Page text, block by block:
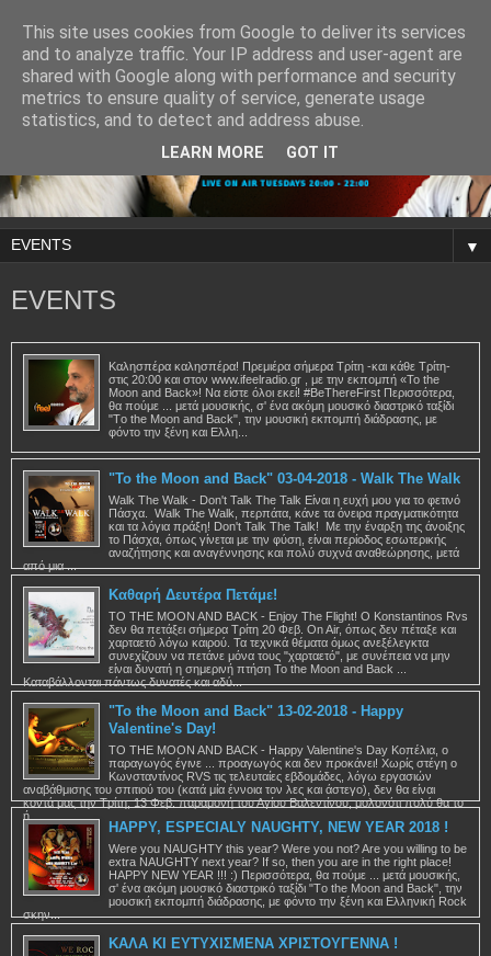
▼
EVENTS
Καλησπέρα καλησπέρα! Πρεμιέρα σήμερα Τρίτη -και κάθε Τρίτη-
στις 20:00 και στον www.ifeelradio.gr , με την εκπομπή «To the
Moon and Back»! Να είστε όλοι εκεί! #BeThereFirst Περισσότερα,
θα πούμε ... μετά μουσικής, σ' ένα ακόμη μουσικό διαστρικό ταξίδι
"Τo the Μoon and Βack", την μουσική εκπομπή διάδρασης, με
φόντο την ξένη και Ελλη...
"To the Moon and Back" 03-04-2018 - Walk The Walk
Walk The Walk - Don't Talk The Talk Είναι η ευχή μου για το φετινό
Πάσχα. Walk The Walk, περπάτα, κάνε τα όνειρα πραγματικότητα
και τα λόγια πράξη! Don't Talk The Talk! Με την έναρξη της άνοιξης
το Πάσχα, όπως γίνεται με την φύση, είναι περίοδος εσωτερικής
αναζήτησης και αναγέννησης και πολύ συχνά αναθεώρησης, μετά
από μια ...
Καθαρή Δευτέρα Πετάμε!
TO THE MOON AND BACK - Enjoy The Flight! Ο Konstantinos Rvs
δεν θα πετάξει σήμερα Τρίτη 20 Φεβ. On Air, όπως δεν πέταξε και
χαρταετό λόγω καιρού. Τα τεχνικά θέματα όμως ανεξέλεγκτα
συνεχίζουν να πετάνε μόνα τους "χαρταετό", με συνέπεια να μην
είναι δυνατή η σημερινή πτήση To the Moon and Back ...
Καταβάλλονται πάντως δυνατές και αδύ...
"To the Moon and Back" 13-02-2018 - Happy
Valentine's Day!
TO THE MOON AND BACK - Happy Valentine's Day Κοπέλια, ο
παραγωγός έγινε ... προαγωγός και δεν προκάνει! Χωρίς στέγη ο
Κωνσταντίνος RVS τις τελευταίες εβδομάδες, λόγω εργασιών
αναβάθμισης του σπιτιού του (κατά μία έννοια τον λες και άστεγο), δεν θα είναι
κοντά μας την Τρίτη, 13 Φεβ. παραμονή του Αγίου Βαλεντίνου, μολονότι πολύ θα το
ή...
HAPPY, ESPECIALY NAUGHTY, NEW YEAR 2018 !
Were you NAUGHTY this year? Were you not? Are you willing to be
extra NAUGHTY next year? If so, then you are in the right place!
HAPPY NEW YEAR !!! :) Περισσότερα, θα πούμε ... μετά μουσικής,
σ' ένα ακόμη μουσικό διαστρικό ταξίδι "Τo the Μoon and Βack", την
μουσική εκπομπή διάδρασης, με φόντο την ξένη και Ελληνική Rock
σκην...
ΚΑΛΑ ΚΙ ΕΥΤΥΧΙΣΜΕΝΑ ΧΡΙΣΤΟΥΓΕΝΝΑ !
This site uses cookies from Google to deliver its services
and to analyze traffic. Your IP address and user-agent are
shared with Google along with performance and security
metrics to ensure quality of service, generate usage
statistics, and to detect and address abuse.
LEARN MORE GOT IT